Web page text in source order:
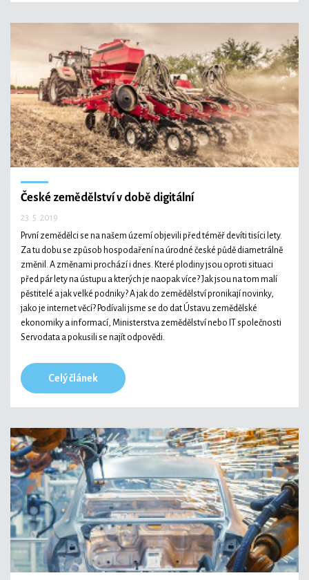
České zemědělství v době digitální
23. 5. 2019
První zemědělci se na našem území objevili před téměř devíti tisíci lety.
Za tu dobu se způsob hospodaření na úrodné české půdě diametrálně
změnil. A změnami prochází i dnes. Které plodiny jsou oproti situaci
před pár lety na ústupu a kterých je naopak více? Jak jsou na tom malí
pěstitelé a jak velké podniky? A jak do zemědělství pronikají novinky,
jako je internet věcí? Podívali jsme se do dat Ústavu zemědělské
ekonomiky a informací, Ministerstva zemědělství nebo IT společnosti
Servodata a pokusili se najít odpovědi.
Celý článek